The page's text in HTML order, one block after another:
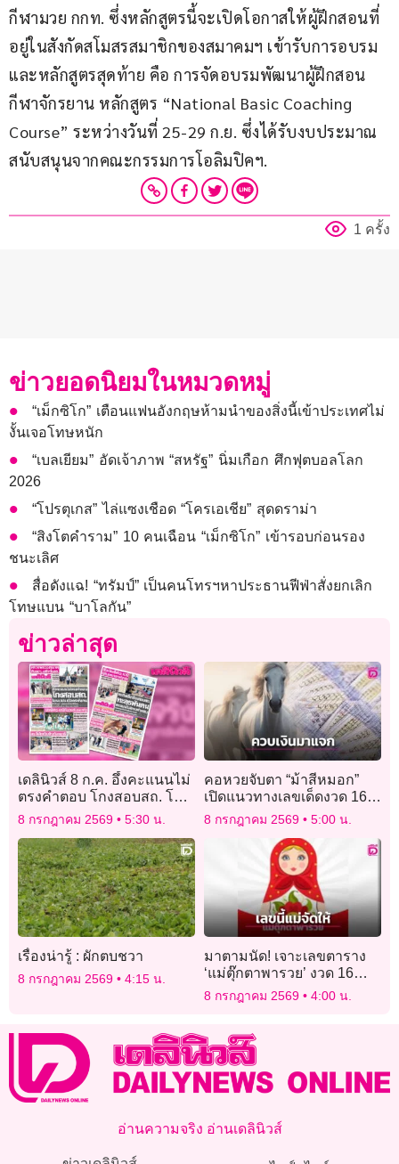
กีฬามวย กกท. ซึ่งหลักสูตรนี้จะเปิดโอกาสให้ผู้ฝึกสอนที่
อยู่ในสังกัดสโมสรสมาชิกของสมาคมฯ เข้ารับการอบรม
และหลักสูตรสุดท้าย คือ การจัดอบรมพัฒนาผู้ฝึกสอน
กีฬาจักรยาน หลักสูตร “National Basic Coaching
Course” ระหว่างวันที่ 25-29 ก.ย. ซึ่งได้รับงบประมาณ
สนับสนุนจากคณะกรรมการโอลิมปิคฯ.
1 ครั้ง
ข่าวยอดนิยมในหมวดหมู่
“เม็กซิโก” เตือนแฟนอังกฤษห้ามนำของสิ่งนี้เข้าประเทศไม่
งั้นเจอโทษหนัก
“เบลเยียม” อัดเจ้าภาพ “สหรัฐ” นิ่มเกือก ศึกฟุตบอลโลก
2026
“โปรตุเกส” ไล่แซงเชือด “โครเอเชีย” สุดดราม่า
“สิงโตคำราม” 10 คนเฉือน “เม็กซิโก” เข้ารอบก่อนรอง
ชนะเลิศ
สื่อดังแฉ! “ทรัมป์” เป็นคนโทรฯหาประธานฟีฟ่าสั่งยกเลิก
โทษแบน “บาโลกัน”
ข่าวล่าสุด
เดลินิวส์ 8 ก.ค. อึ้งคะแนนไม่
ตรงคำตอบ โกงสอบสถ. โยน
ปปช.เชือด5พันคน
8 กรกฎาคม 2569 5:30 น.
คอหวยจับตา “ม้าสีหมอก”
เปิดแนวทางเลขเด็ดงวด 16
ก.ค. 69 ชูเลขเด่น ลุ้นเลขท้าย
8 กรกฎาคม 2569 5:00 น.
เรื่องน่ารู้ : ผักตบชวา
8 กรกฎาคม 2569 4:15 น.
มาตามนัด! เจาะเลขตาราง
‘แม่ตุ๊กตาพารวย’ งวด 16
ก.ค. 69 คอหวยแห่ซูมเลข
ชอบ-ตัวเลข 9 ช่อง”
8 กรกฎาคม 2569 4:00 น.
อ่านความจริง อ่านเดลินิวส์